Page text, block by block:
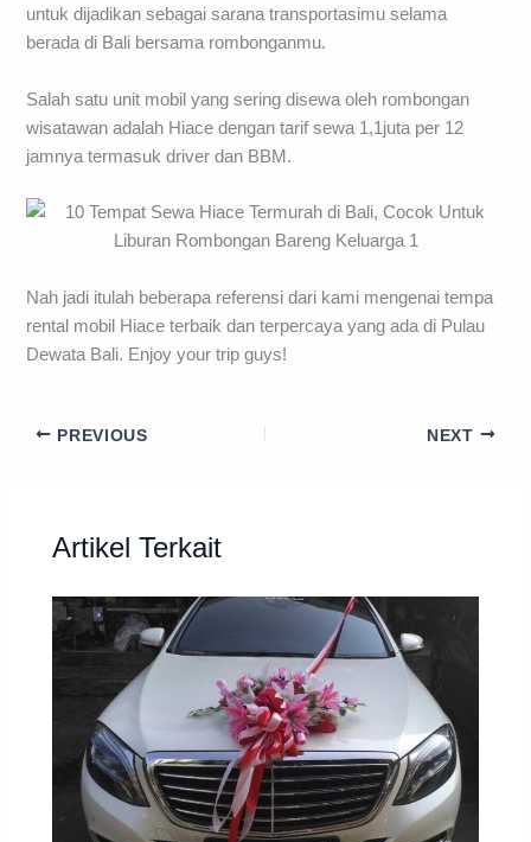
untuk dijadikan sebagai sarana transportasimu selama
berada di Bali bersama rombonganmu.
Salah satu unit mobil yang sering disewa oleh rombongan
wisatawan adalah Hiace dengan tarif sewa 1,1juta per 12
jamnya termasuk driver dan BBM.
Nah jadi itulah beberapa referensi dari kami mengenai tempa
rental mobil Hiace terbaik dan terpercaya yang ada di Pulau
Dewata Bali. Enjoy your trip guys!
PREVIOUS NEXT
Artikel Terkait